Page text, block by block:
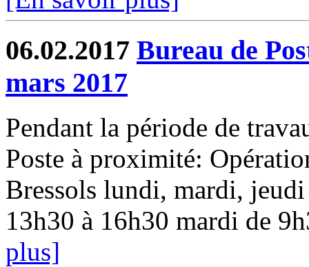
06.02.2017 Bureau de
mars 2017
Pendant la période de
Poste à proximité:
Bressols lundi, mardi,
13h30 à 16h30 mardi de
plus]